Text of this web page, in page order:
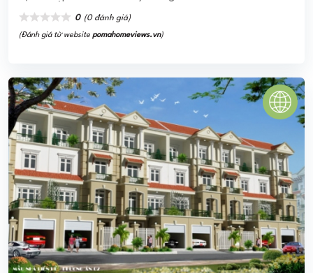
KHU ĐÔ THỊ TÂY MỖ
Chủ đầu tư Viglacera đã thành công với hàng loạt các dự
án thuộc đa dạng phân khúc trên toàn quốc. KĐT Tây Mỗ
đã được triển khai xây dựng đã kiến tạo ...
0 (0 đánh giá)